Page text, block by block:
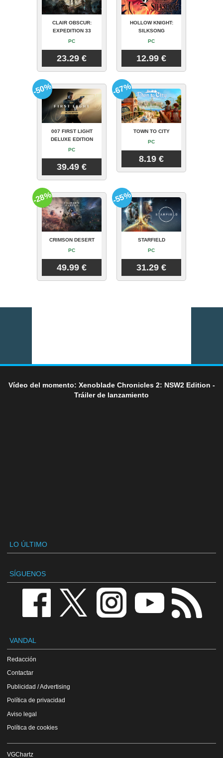
CLAIR OBSCUR:
EXPEDITION 33
PC
23.29 €
HOLLOW KNIGHT:
SILKSONG
PC
12.99 €
007 FIRST LIGHT
DELUXE EDITION
PC
39.49 €
-50%
TOWN TO CITY
PC
8.19 €
-67%
CRIMSON DESERT
PC
49.99 €
-28%
STARFIELD
PC
31.29 €
-55%
Vídeo del momento: Xenoblade Chronicles 2: NSW2 Edition -
Tráiler de lanzamiento
LO ÚLTIMO
SÍGUENOS
VANDAL
Redacción
Contactar
Publicidad / Advertising
Política de privacidad
Aviso legal
Política de cookies
VGChartz